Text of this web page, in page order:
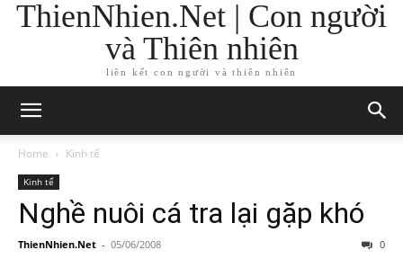
ThienNhien.Net | Con người
và Thiên nhiên
liên kết con người và thiên nhiên
Home Kinh tế
Kinh tế
Nghề nuôi cá tra lại gặp khó
ThienNhien.Net - 05/06/2008 0